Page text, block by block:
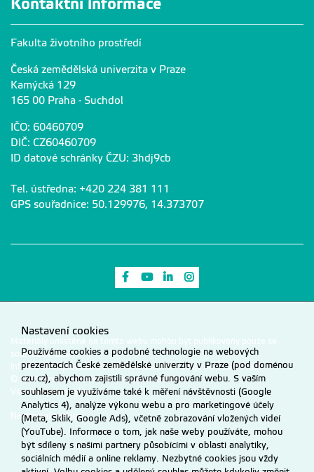
Kontaktní informace
Fakulta životního prostředí
Česká zemědělská univerzita v Praze
Kamýcká 129
165 00 Praha - Suchdol
IČO: 60460709
DIČ: CZ60460709
ID datové schránky ČZU: 3hdj9cb
Tel. ústředna: +420 224 381 111
GPS souřadnice: 50.129976, 14.373707
Odkaz na Facebook
Odkaz na Youtube
Odkaz na LinkedIn
Materiály umístěné na tomto webu mohou být publikovány pouze se
souhlasem ČZU.
Informace o zpracování a ochraně osobních údajů na ČZU v Praze.
© 2026 Česká zemědělská univerzita v Praze
Všechna práva vyhrazena
Nastavení cookies
Nastavení cookies
Používáme cookies a podobné technologie na webových
prezentacích České zemědělské univerzity v Praze (pod doménou
czu.cz), abychom zajistili správné fungování webu. S vaším
souhlasem je využíváme také k měření návštěvnosti (Google
Analytics 4), analýze výkonu webu a pro marketingové účely
(Meta, Sklik, Google Ads), včetně zobrazování vložených videí
(YouTube). Informace o tom, jak naše weby používáte, mohou
být sdíleny s našimi partnery působícími v oblasti analytiky,
sociálních médií a online reklamy. Nezbytné cookies jsou vždy